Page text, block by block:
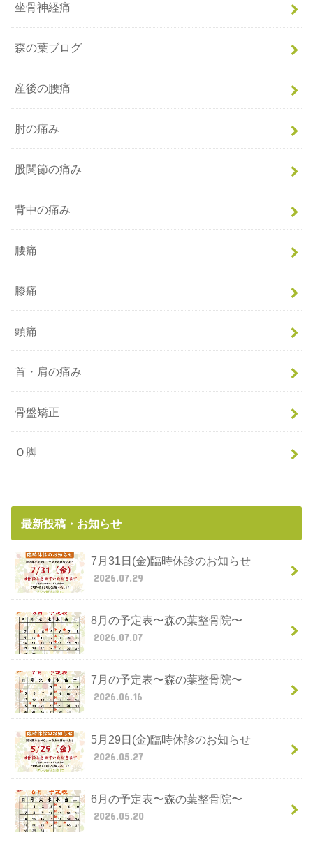
坐骨神経痛
森の葉ブログ
産後の腰痛
肘の痛み
股関節の痛み
背中の痛み
腰痛
膝痛
頭痛
首・肩の痛み
骨盤矯正
Ｏ脚
最新投稿・お知らせ
7月31日(金)臨時休診のお知らせ
2026.07.29
8月の予定表〜森の葉整骨院〜
2026.07.07
7月の予定表〜森の葉整骨院〜
2026.06.16
5月29日(金)臨時休診のお知らせ
2026.05.27
6月の予定表〜森の葉整骨院〜
2026.05.20